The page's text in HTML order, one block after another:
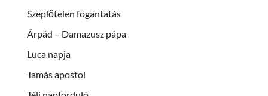
Szeplőtelen fogantatás
Árpád – Damazusz pápa
Luca napja
Tamás apostol